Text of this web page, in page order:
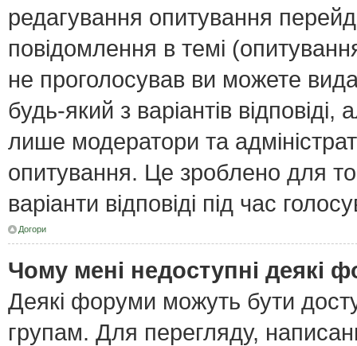
редагування опитування
повідомлення в темі
не проголосував ви можете
будь-який з варіантів
лише модератори та
опитування. Це зроблено для
варіанти відповіді під час
Догори
Чому мені недоступні деякі
Деякі форуми можуть бути
групам. Для перегляду,